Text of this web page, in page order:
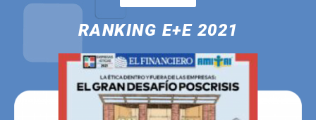
RANKING E+E 2021